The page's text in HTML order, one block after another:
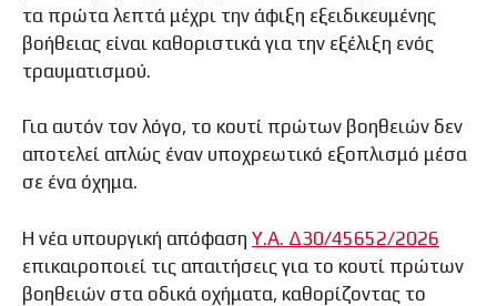
τα πρώτα λεπτά μέχρι την άφιξη εξειδικευμένης
βοήθειας είναι καθοριστικά για την εξέλιξη ενός
τραυματισμού.
Για αυτόν τον λόγο, το κουτί πρώτων βοηθειών δεν
αποτελεί απλώς έναν υποχρεωτικό εξοπλισμό μέσα
σε ένα όχημα.
Η νέα υπουργική απόφαση Υ.Α. Δ30/45652/2026
επικαιροποιεί τις απαιτήσεις για το κουτί πρώτων
βοηθειών στα οδικά οχήματα, καθορίζοντας το